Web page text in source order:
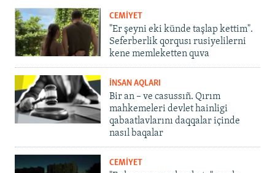
CEMİYET
"Er şeyni eki künde taşlap kettim".
Seferberlik qorqusı rusiyelilerni
kene memleketten quva
İNSAN AQLARI
Bir an – ve casussıñ. Qırım
mahkemeleri devlet hainligi
qabaatlavlarını daqqalar içinde
nasıl baqalar
CEMİYET